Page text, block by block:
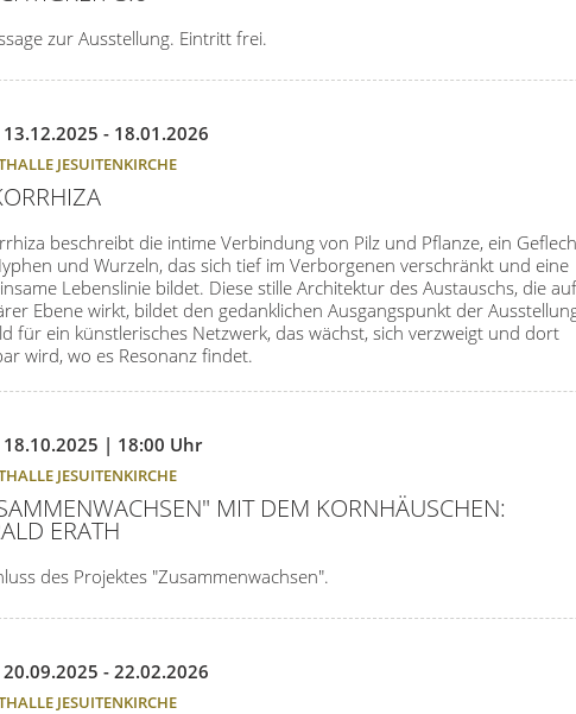
zur Ausstellung. Eintritt frei.
JESUITENKIRCHE
13.12.2025 - 18.01.2026
beschreibt die intime Verbindung von Pilz und Pflanze, ein
und Wurzeln, das sich tief im Verborgenen verschränkt und eine
Lebenslinie bildet. Diese stille Architektur des Austauschs, die auf
Ebene wirkt, bildet den gedanklichen Ausgangspunkt der
für ein künstlerisches Netzwerk, das wächst, sich verzweigt und dort
wird, wo es Resonanz findet.
JESUITENKIRCHE
18.10.2025 | 18:00 Uhr
MIT DEM KORNHÄUSCHEN:
ERATH
des Projektes "Zusammenwachsen".
JESUITENKIRCHE
20.09.2025 - 22.02.2026